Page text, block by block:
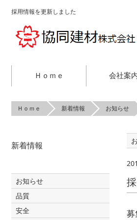
採用情報を更新しました
Ｈｏｍｅ 会社案
Ｈｏｍｅ 新着情報 お知らせ
新着情報
お知らせ
品質
安全